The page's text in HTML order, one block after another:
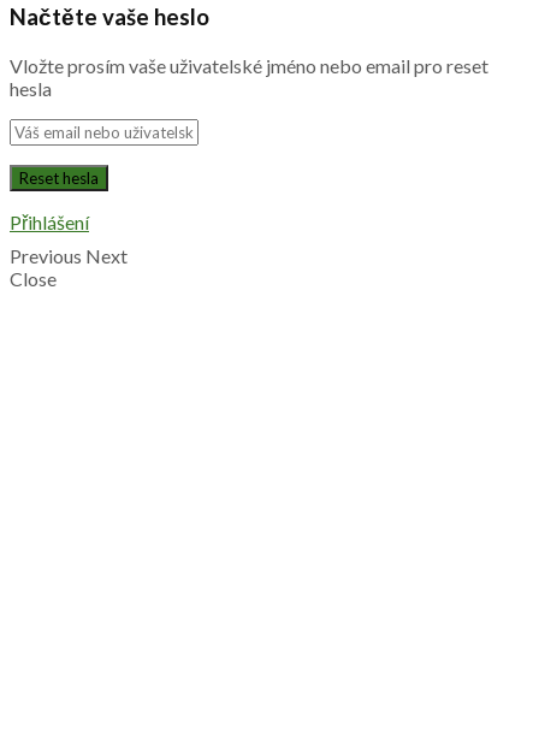
Načtěte vaše heslo
Vložte prosím vaše uživatelské jméno nebo email pro reset
hesla
Přihlášení
Previous Next
Close